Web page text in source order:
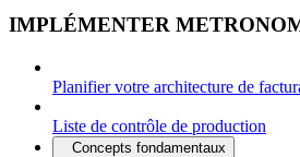
IMPLÉMENTER
Planifier votre architecture de
Liste de contrôle de production
Concepts fondamentaux